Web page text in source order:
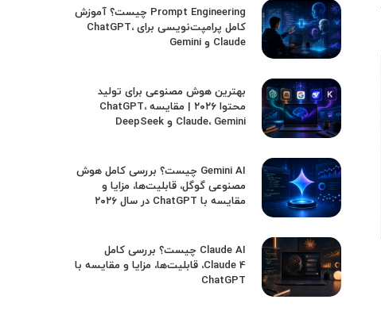
Prompt Engineering چیست؟ آموزش
کامل پرامپت‌نویسی برای ChatGPT،
Claude و Gemini
بهترین هوش مصنوعی برای تولید
محتوا ۲۰۲۶ | مقایسه ChatGPT،
Claude، Gemini و DeepSeek
Gemini AI چیست؟ بررسی کامل هوش
مصنوعی گوگل، قابلیت‌ها، مزایا و
مقایسه با ChatGPT در سال ۲۰۲۶
Claude AI چیست؟ بررسی کامل
Claude 4، قابلیت‌ها، مزایا و مقایسه با
ChatGPT